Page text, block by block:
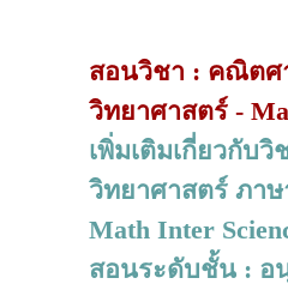
สอนวิชา : คณิตศ
วิทยาศาสตร์ -
เพิ่มเติมเกี่ยวกับ
วิทยาศาสตร์ ภา
Math Inter
สอนระดับชั้น : อ